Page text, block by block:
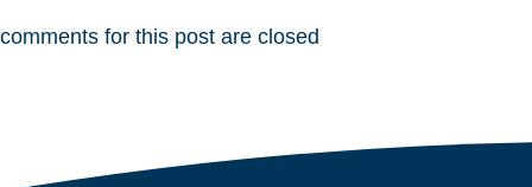
comments for this post are closed